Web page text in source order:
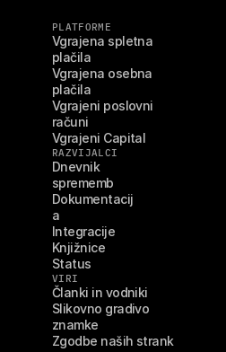
PLATFORME
Vgrajena spletna
plačila
Vgrajena osebna
plačila
Vgrajeni poslovni
računi
Vgrajeni Capital
RAZVIJALCI
Dnevnik
sprememb
Dokumentacij
a
Integracije
Knjižnice
Status
VIRI
Članki in vodniki
Slikovno gradivo
znamke
Zgodbe naših strank